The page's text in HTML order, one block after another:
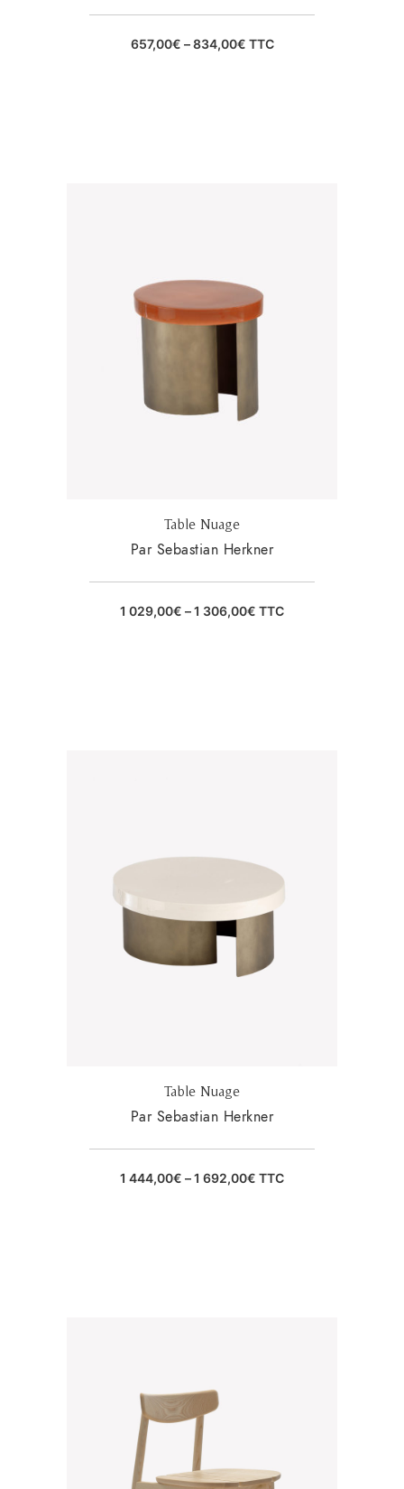
657,00€ –834,00€ TTC
Table Nuage
Par Sebastian Herkner
1 029,00€ –1 306,00€ TTC
Table Nuage
Par Sebastian Herkner
1 444,00€ –1 692,00€ TTC